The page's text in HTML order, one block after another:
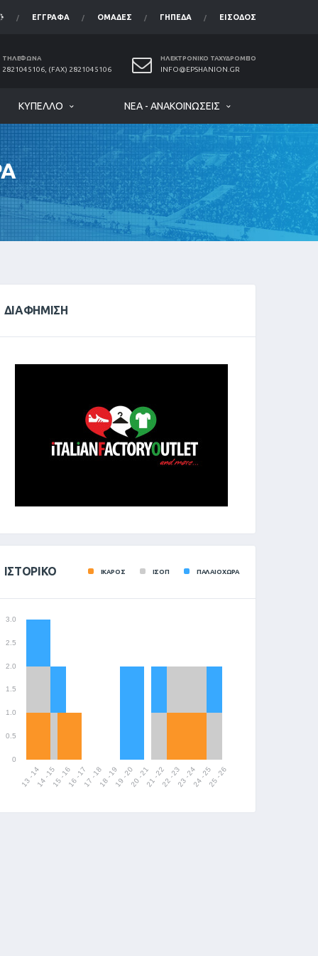
ΈΓΓΡΑΦΑ ΟΜΆΔΕΣ ΓΉΠΕΔΑ ΕΊΣΟΔΟΣ
ΤΗΛΈΦΩΝΑ
2821045106, (FAX) 2821045106
ΗΛΕΚΤΡΟΝΙΚΌ ΤΑΧΥΔΡΟΜΕΊΟ
INFO@EPSHANION.GR
ΚΎΠΕΛΛΟ ΝΈΑ - ΑΝΑΚΟΙΝΏΣΕΙΣ
ΔΙΑΦΉΜΙΣΗ
ΙΣΤΟΡΙΚΌ ΙΚΑΡΟΣ ΙΣΟΠ ΠΑΛΑΙΟΧΩΡΑ